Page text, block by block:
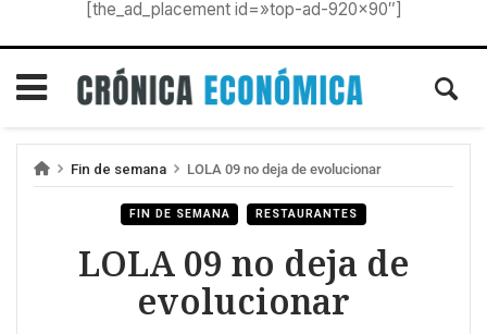
[the_ad_placement id=»top-ad-920×90″]
Fin de semana LOLA 09 no deja de evolucionar
FIN DE SEMANA RESTAURANTES
LOLA 09 no deja de
evolucionar